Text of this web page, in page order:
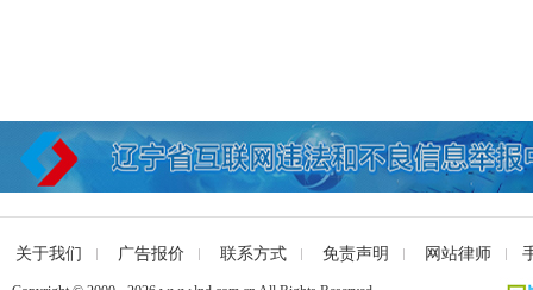
关于我们 广告报价 联系方式 免责声明 网站律师